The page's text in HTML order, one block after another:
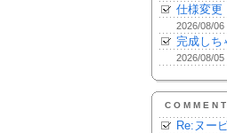
仕様変更
2026/08/06
完成しち
2026/08/05
COMMENT
Re:ヌー